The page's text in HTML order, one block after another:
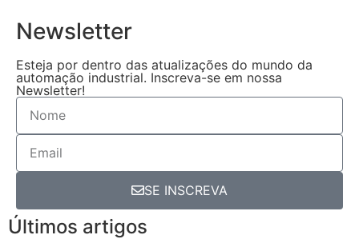
Newsletter
Esteja por dentro das atualizações do mundo da
automação industrial. Inscreva-se em nossa
Newsletter!
SE INSCREVA
Últimos artigos